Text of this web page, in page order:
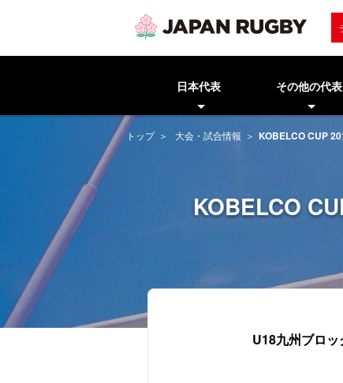
日本代表 その他の代表
トップ 大会・試合情報 KOBELCO CUP
KOBELCO
U18九州ブロッ